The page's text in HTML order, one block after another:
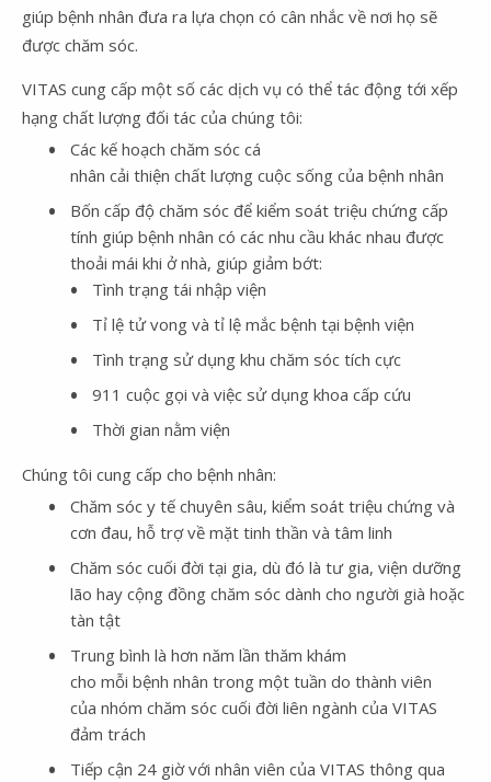
giúp bệnh nhân đưa ra lựa chọn có cân nhắc về nơi họ sẽ
được chăm sóc.
VITAS cung cấp một số các dịch vụ có thể tác động tới xếp
hạng chất lượng đối tác của chúng tôi:
Các kế hoạch chăm sóc cá
nhân cải thiện chất lượng cuộc sống của bệnh nhân
Bốn cấp độ chăm sóc để kiểm soát triệu chứng cấp
tính giúp bệnh nhân có các nhu cầu khác nhau được
thoải mái khi ở nhà, giúp giảm bớt:
Tình trạng tái nhập viện
Tỉ lệ tử vong và tỉ lệ mắc bệnh tại bệnh viện
Tình trạng sử dụng khu chăm sóc tích cực
911 cuộc gọi và việc sử dụng khoa cấp cứu
Thời gian nằm viện
Chúng tôi cung cấp cho bệnh nhân:
Chăm sóc y tế chuyên sâu, kiểm soát triệu chứng và
cơn đau, hỗ trợ về mặt tinh thần và tâm linh
Chăm sóc cuối đời tại gia, dù đó là tư gia, viện dưỡng
lão hay cộng đồng chăm sóc dành cho người già hoặc
tàn tật
Trung bình là hơn năm lần thăm khám
cho mỗi bệnh nhân trong một tuần do thành viên
của nhóm chăm sóc cuối đời liên ngành của VITAS
đảm trách
Tiếp cận 24 giờ với nhân viên của VITAS thông qua